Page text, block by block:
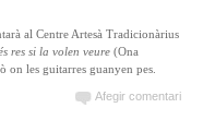
al Centre Artesà Tradicionàrius
res si la volen veure (Ona
les guitarres guanyen pes.
Afegir comentari